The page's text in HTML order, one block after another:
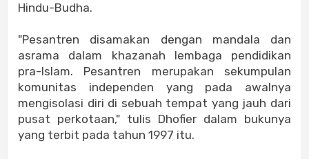
Hindu-Budha.
"Pesantren disamakan dengan mandala dan
asrama dalam khazanah lembaga pendidikan
pra-Islam. Pesantren merupakan sekumpulan
komunitas independen yang pada awalnya
mengisolasi diri di sebuah tempat yang jauh dari
pusat perkotaan," tulis Dhofier dalam bukunya
yang terbit pada tahun 1997 itu.